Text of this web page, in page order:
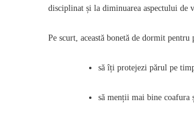
disciplinat și la diminuarea aspectului de
Pe scurt, această bonetă de dormit
să îți protejezi părul pe
să menții mai bine coafura